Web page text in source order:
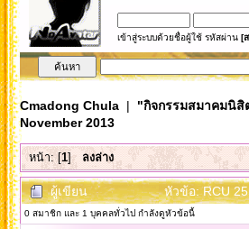
เข้าสู่ระบบด้วยชื่อผู้ใช้ รหัสผ่าน [
Cmadong Chula| "กิจกรรมสมาคมนิสิ
November 2013
หน้า: [1] ลงล่าง
ผู้เขียน หัวข้อ: RCU
0 สมาชิก และ 1 บุคคลทั่วไป กำลังดูหัวข้อนี้